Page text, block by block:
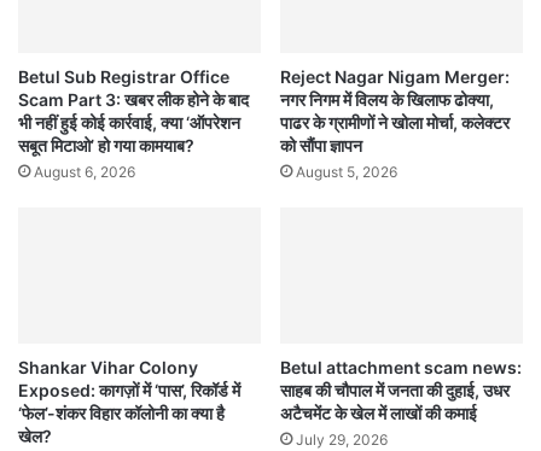
Betul Sub Registrar Office
Scam Part 3: खबर लीक होने के बाद
भी नहीं हुई कोई कार्रवाई, क्या ‘ऑपरेशन
सबूत मिटाओ’ हो गया कामयाब?
August 6, 2026
Reject Nagar Nigam Merger:
नगर निगम में विलय के खिलाफ ढोक्या,
पाढर के ग्रामीणों ने खोला मोर्चा, कलेक्टर
को सौंपा ज्ञापन
August 5, 2026
Shankar Vihar Colony
Exposed: कागज़ों में ‘पास’, रिकॉर्ड में
‘फेल’-शंकर विहार कॉलोनी का क्या है
खेल?
Betul attachment scam news:
साहब की चौपाल में जनता की दुहाई, उधर
अटैचमेंट के खेल में लाखों की कमाई
July 29, 2026